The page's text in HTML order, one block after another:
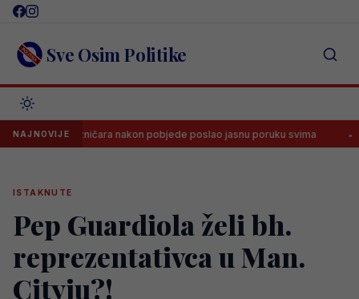
Skip
content Sve Osim Politike
NAJNOVIJE
Željezničara nakon pobjede poslao jasnu poruku svima
ISTAKNUTE
Pep Guardiola želi bh.
reprezentativca u Man.
Cityju?!